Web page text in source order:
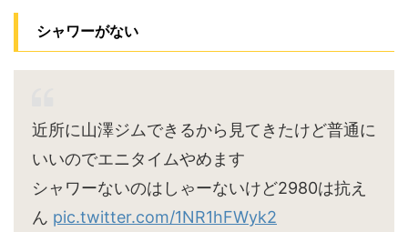
シャワーがない
近所に山澤ジムできるから見てきたけど普通に
いいのでエニタイムやめます
シャワーないのはしゃーないけど2980は抗え
ん pic.twitter.com/1NR1hFWyk2